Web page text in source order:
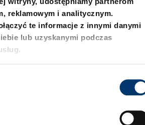
reklamowym i analitycznym.
te informacje z innymi danymi
lub uzyskanymi podczas
75 mm